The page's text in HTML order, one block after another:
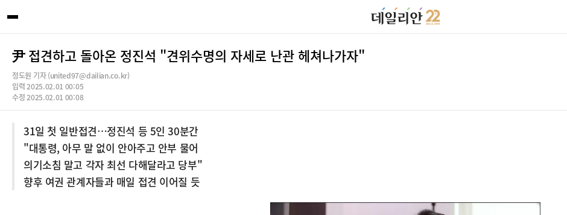
尹 접견하고 돌아온 정진석 "견위수명의 자세로 난관 헤쳐나가자"
정도원 기자 (united97@dailian.co.kr)
입력 2025.02.01 00:05
수정 2025.02.01 00:08
31일 첫 일반접견…정진석 등 5인 30분간
"대통령, 아무 말 없이 안아주고 안부 물어
의기소침 말고 각자 최선 다해달라고 당부"
향후 여권 관계자들과 매일 접견 이어질 듯